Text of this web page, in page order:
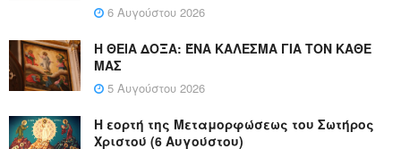
6 Αυγούστου 2026
Η ΘΕΙΑ ΔΟΞΑ: ΈΝΑ ΚΑΛΕΣΜΑ ΓΙΑ ΤΟΝ ΚΑΘΕ
ΜΑΣ
5 Αυγούστου 2026
Η εορτή της Μεταμορφώσεως του Σωτήρος
Χριστού (6 Αυγούστου)